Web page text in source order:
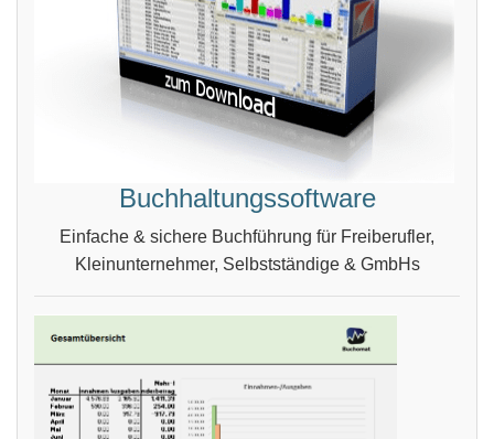
Buchhaltungssoftware
Einfache & sichere Buchführung für Freiberufler,
Kleinunternehmer, Selbstständige & GmbHs